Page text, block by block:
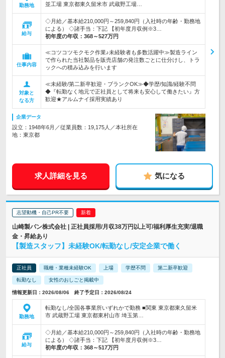
勤務地
並工場 東京都東久留米市 武蔵野工場…
給与
◇月給／基本給210,000円～259,840円（入社時の年齢・勤務地
による） ◇諸手当：下記 【初年度月収例※3…
初年度の年収： 368～527万円
仕事内容
≪コツコツモクモク作業♪未経験者も多数活躍中≫製造ライン
で作られた当社製品を販売店舗の発注数ごとに仕分けし、トラ
ックへの積み込みを行います
対象と
なる方
≪未経験/第二新卒歓迎・ブランクOK≫◆学歴/知識/経験不問
◆『転勤なく地元で正社員として将来も安心して働きたい』方
歓迎★アルムナイ採用実績あり
企業データ
設立：1948年6月／従業員数：19,175人／本社所在
地：東京都
求人詳細を見る 気になる
志望動機・自己PR不要
山崎製パン株式会社 | 正社員採用/月収38万円以上可/福利厚生充実/退職
金・昇給あり
【製造スタッフ】未経験OK/転勤なし/安定企業で働く
正社員 職種・業種未経験OK 上場 学歴不問 第二新卒歓迎
転勤なし 女性のおしごと掲載中
情報更新日：2026/08/06 終了予定日：2026/08/24
勤務地
転勤なし/全国各事業所いずれかで勤務 ■関東 東京都東久留米
市 武蔵野工場 東京都東村山市 埼玉第…
給与
◇月給／基本給210,000円～259,840円（入社時の年齢・勤務地
による） ◇諸手当：下記 【初年度月収例※3…
初年度の年収： 368～517万円